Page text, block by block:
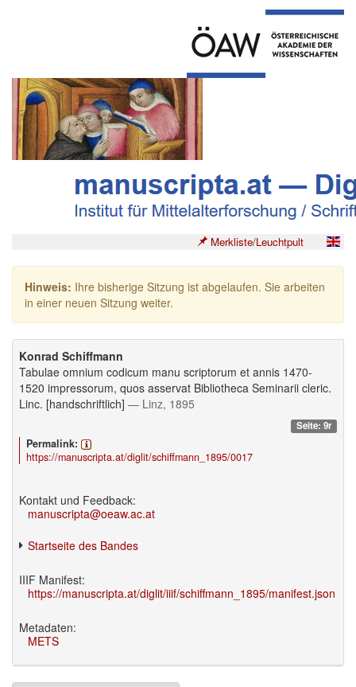
Merkliste/Leuchtpult
Hinweis: Ihre bisherige Sitzung ist abgelaufen. Sie arbeiten
in einer neuen Sitzung weiter.
Konrad Schiffmann
Tabulae omnium codicum manu scriptorum et annis 1470-
1520 impressorum, quos asservat Bibliotheca Seminarii cleric.
Linc. [handschriftlich] — Linz, 1895
Seite: 9r
Permalink:
https://manuscripta.at/diglit/schiffmann_1895/0017
Kontakt und Feedback:
manuscripta@oeaw.ac.at
Startseite des Bandes
IIIF Manifest:
https://manuscripta.at/diglit/iiif/schiffmann_1895/manifest.json
Metadaten:
METS